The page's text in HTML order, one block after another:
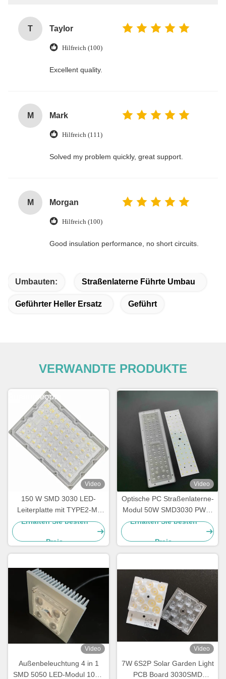
T Taylor
Hilfreich (100)
Excellent quality.
M Mark
Hilfreich (111)
Solved my problem quickly, great support.
M Morgan
Hilfreich (100)
Good insulation performance, no short circuits.
Umbauten: Straßenlaterne Führte Umbau
Geführter Heller Ersatz Geführt
VERWANDTE PRODUKTE
Video
150 W SMD 3030 LED-
Leiterplatte mit TYPE2-M-
Abstrahlwinkelobjektiv für
Lichtmodul-Großhändler
Erhalten Sie besten
Preis
Video
Optische PC Straßenlaterne-
Modul 50W SMD3030 PWB-
Modul-Straßenlaterne-
Erhalten Sie besten
Preis
Video
Außenbeleuchtung 4 in 1
SMD 5050 LED-Modul 10W-
Video
7W 6S2P Solar Garden Light
PCB Board 3030SMD